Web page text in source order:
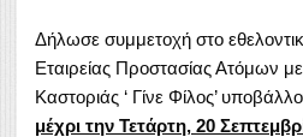
Δήλωσε συμμετοχή στο
Εταιρείας Προστασίας Ατόμων
Καστοριάς ‘ Γίνε Φίλος’
μέχρι την Τετάρτη, 20